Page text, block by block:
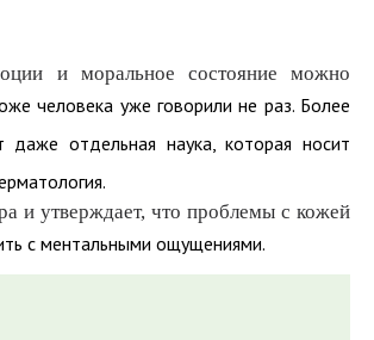
и моральное состояние можно
человека уже говорили не раз. Более
даже отдельная наука, которая носит
и утверждает, что проблемы с кожей
с ментальными ощущениями.